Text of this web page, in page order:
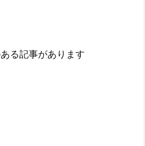
る記事があります